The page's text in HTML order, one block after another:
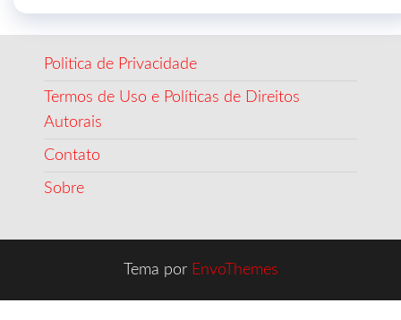
Politica de Privacidade
Termos de Uso e Políticas de Direitos
Autorais
Contato
Sobre
Tema por EnvoThemes